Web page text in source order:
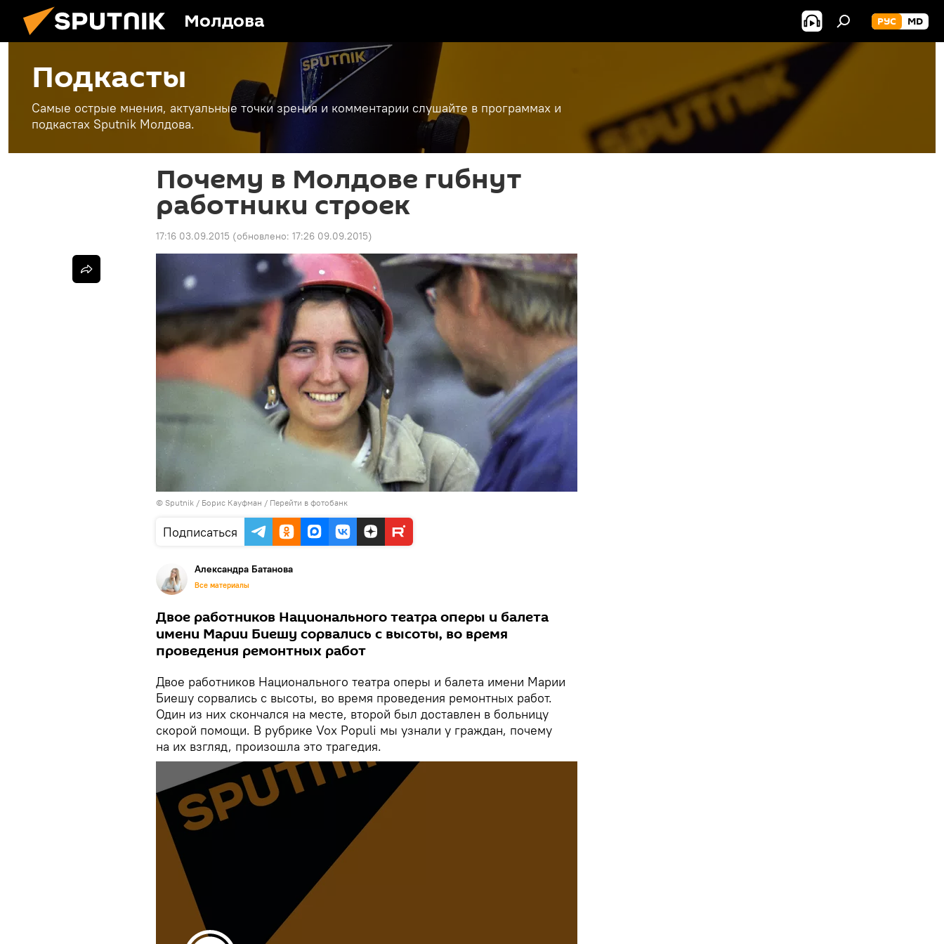
Молдова РУС MD
Подкасты
Самые острые мнения, актуальные точки зрения и комментарии слушайте в программах и
подкастах Sputnik Молдова.
Почему в Молдове гибнут
работники строек
17:16 03.09.2015 (обновлено: 17:26 09.09.2015)
© Sputnik / Борис Кауфман / Перейти в фотобанк
Подписаться
Александра Батанова
Все материалы
Двое работников Национального театра оперы и балета
имени Марии Биешу сорвались с высоты, во время
проведения ремонтных работ
Двое работников Национального театра оперы и балета имени Марии
Биешу сорвались с высоты, во время проведения ремонтных работ.
Один из них скончался на месте, второй был доставлен в больницу
скорой помощи. В рубрике Vox Populi мы узнали у граждан, почему
на их взгляд, произошла это трагедия.